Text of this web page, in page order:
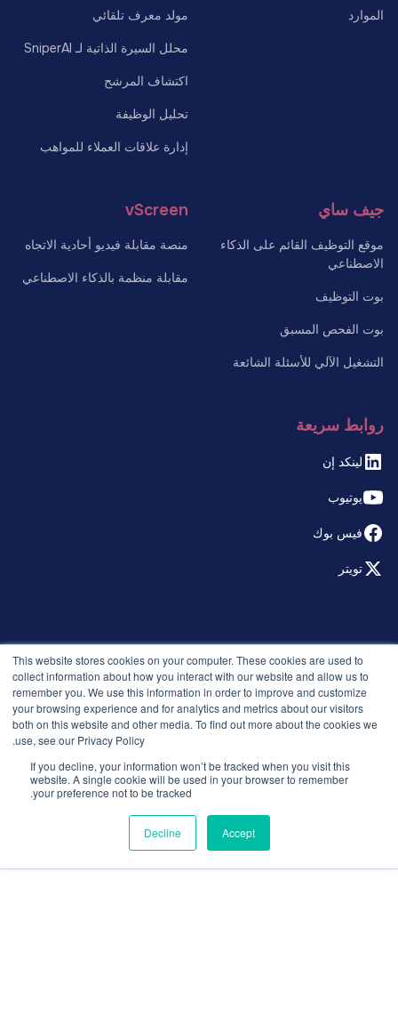
This website stores cookies on your computer. These cookies are used to
collect information about how you interact with our website and allow us to
remember you. We use this information in order to improve and customize
your browsing experience and for analytics and metrics about our visitors
both on this website and other media. To find out more about the cookies we
use, see our Privacy Policy.
If you decline, your information won’t be tracked when you visit this
website. A single cookie will be used in your browser to remember
your preference not to be tracked.
Accept
Decline
الموارد مولد معرف تلقائي
محلل السيرة الذاتية لـ SniperAI
اكتشاف المرشح
تحليل الوظيفة
إدارة علاقات العملاء للمواهب
جيف ساي
موقع التوظيف القائم على الذكاء
الاصطناعي
بوت التوظيف
بوت الفحص المسبق
التشغيل الآلي للأسئلة الشائعة
vScreen
منصة مقابلة فيديو أحادية الاتجاه
مقابلة منظمة بالذكاء الاصطناعي
روابط سريعة
لينكد إن
يوتيوب
فيس بوك
تويتر
سياسة الخصوصية
الإصدارات
الأمان والامتثال
الشروط والأحكام